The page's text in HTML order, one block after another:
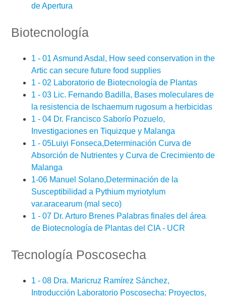
de Apertura
Biotecnología
1 - 01 Asmund Asdal, How seed conservation in the
Artic can secure future food supplies
1 - 02 Laboratorio de Biotecnología de Plantas
1 - 03 Lic. Fernando Badilla, Bases moleculares de
la resistencia de Ischaemum rugosum a herbicidas
1 - 04 Dr. Francisco Saborío Pozuelo,
Investigaciones en Tiquizque y Malanga
1 - 05Luiyi Fonseca,Determinación Curva de
Absorción de Nutrientes y Curva de Crecimiento de
Malanga
1-06 Manuel Solano,Determinación de la
Susceptibilidad a Pythium myriotylum
var.aracearum (mal seco)
1 - 07 Dr. Arturo Brenes Palabras finales del área
de Biotecnología de Plantas del CIA - UCR
Tecnología Poscosecha
1 - 08 Dra. Maricruz Ramírez Sánchez,
Introducción Laboratorio Poscosecha: Proyectos,